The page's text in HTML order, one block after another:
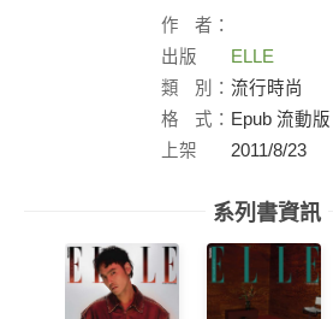
作
者：
出版
社：
ELLE
類
別： 流行時尚
格
式： Epub 流動版
上架
2011/8/23
系列書資訊